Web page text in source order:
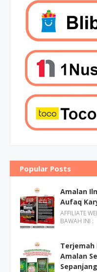
Popular Posts
Amalan
Aufaq
AFFILIATE
BAWAH INI
Terjemah
Amalan